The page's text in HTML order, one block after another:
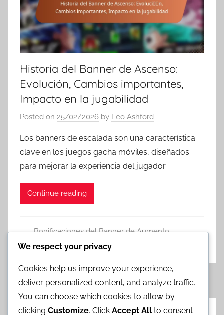
Historia del Banner de Ascenso:
Evolución, Cambios importantes,
Impacto en la jugabilidad
Posted on 25/02/2026 by Leo Ashford
Los banners de escalada son una característica
clave en los juegos gacha móviles, diseñados
para mejorar la experiencia del jugador
Continue reading
Bonificaciones del Banner de Aumento
Leave a comment
Posts
pagination
«Previous
Posts
1 2 3 4 5
Next
Posts
»
We respect your privacy
Cookies help us improve your experience,
deliver personalized content, and analyze traffic.
You can choose which cookies to allow by
clicking Customize. Click Accept All to consent